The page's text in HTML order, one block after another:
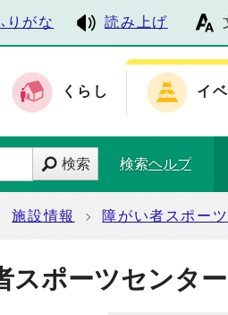
りがな 読み上げ
くらし イ
検索 検索ヘルプ
施設情報 障がい者スポー
スポーツセンター